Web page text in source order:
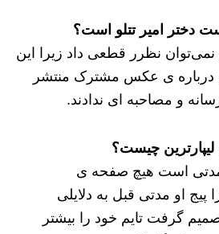
دختر امیر تتلو است؟
نظرر قطعی داد زیرا این
درباره ی عکس مشترک منتشر
و مصاحبه ای ندادند.
لیپارترین چیست؟
مدتی است هیچ صفحه ی
پیج او مدتی قبل به دلایلی
گرفت تایم خود را بیشتر